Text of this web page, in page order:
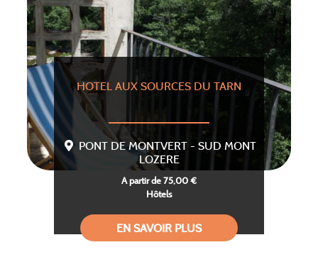
HOTEL AUX SOURCES DU TARN
PONT DE MONTVERT - SUD MONT
LOZERE
A partir de 75,00 €
Hôtels
EN SAVOIR PLUS